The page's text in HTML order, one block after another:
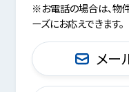
※お電話の場合は、物
ーズにお応えできます。
メー